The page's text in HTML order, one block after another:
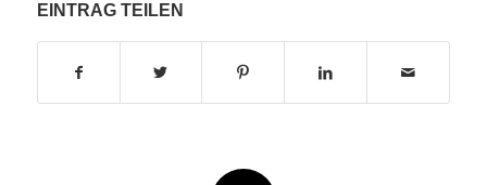
EINTRAG TEILEN